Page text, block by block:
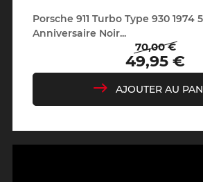
Porsche 911 Turbo Type 930 1974
Anniversaire Noir...
Prix
de
base
70,00 €
Prix
49,95 €
AJOUTER AU